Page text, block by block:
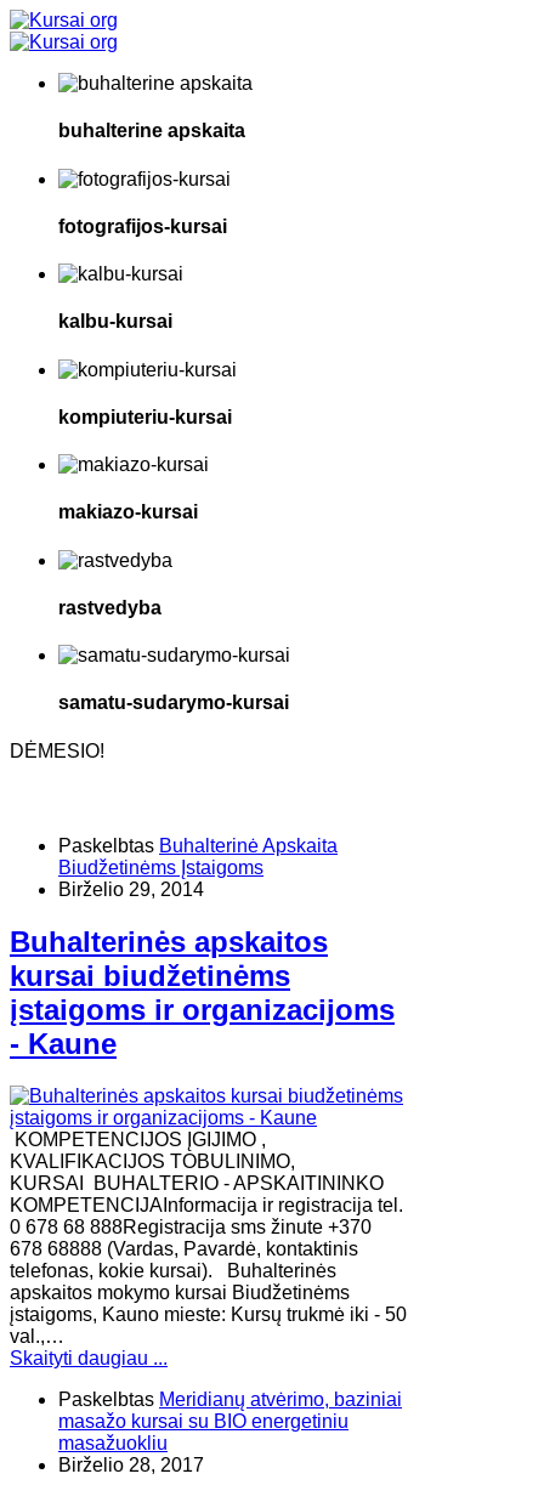
buhalterine apskaita
fotografijos-kursai
kalbu-kursai
kompiuteriu-kursai
makiazo-kursai
rastvedyba
samatu-sudarymo-kursai
DĖMESIO!
Paskelbtas Buhalterinė Apskaita
Biudžetinėms Įstaigoms
Birželio 29, 2014
Buhalterinės apskaitos
kursai biudžetinėms
įstaigoms ir organizacijoms
- Kaune
KOMPETENCIJOS ĮGIJIMO ,
KVALIFIKACIJOS TOBULINIMO,
KURSAI BUHALTERIO - APSKAITININKO
KOMPETENCIJAInformacija ir registracija tel.
0 678 68 888Registracija sms žinute +370
678 68888 (Vardas, Pavardė, kontaktinis
telefonas, kokie kursai). Buhalterinės
apskaitos mokymo kursai Biudžetinėms
įstaigoms, Kauno mieste: Kursų trukmė iki - 50
val.,…
Skaityti daugiau ...
Paskelbtas Meridianų atvėrimo, baziniai
masažo kursai su BIO energetiniu
masažuokliu
Birželio 28, 2017